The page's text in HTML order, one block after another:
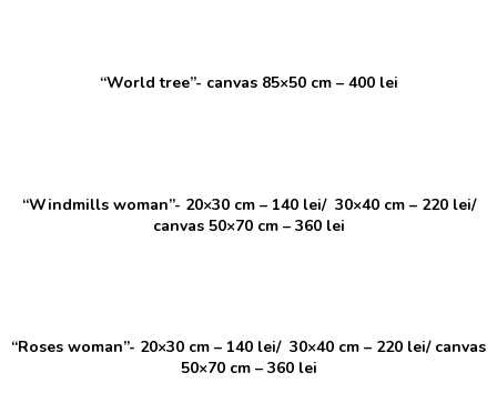
“World tree”- canvas 85×50 cm – 400 lei
“Windmills woman”- 20×30 cm – 140 lei/ 30×40 cm – 220 lei/
canvas 50×70 cm – 360 lei
“Roses woman”- 20×30 cm – 140 lei/ 30×40 cm – 220 lei/ canvas
50×70 cm – 360 lei